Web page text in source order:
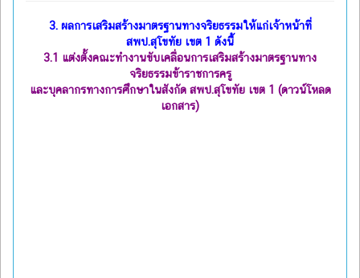
3. ผลการเสริมสร้างมาตรฐานทางจริยธรรมให้แก่เจ้าหน้าที่
สพป.สุโขทัย เขต 1 ดังนี้
3.1 แต่งตั้งคณะทำงานขับเคลื่อนการเสริมสร้างมาตรฐานทาง
จริยธรรมข้าราชการครู
และบุคลากรทางการศึกษาในสังกัด สพป.สุโขทัย เขต 1 (ดาวน์โหลด
เอกสาร)